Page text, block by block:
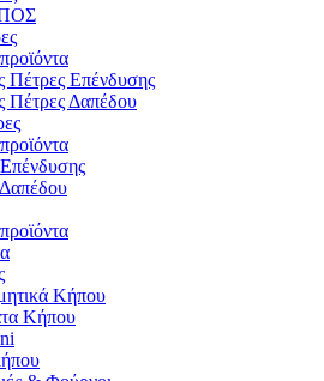
Πέτρες Επένδυσης
Πέτρες Δαπέδου
Κήπου
Κήπου